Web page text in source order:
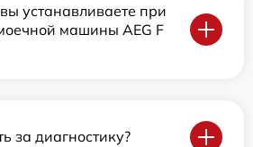
устанавливаете при
машины AEG F
за диагностику?